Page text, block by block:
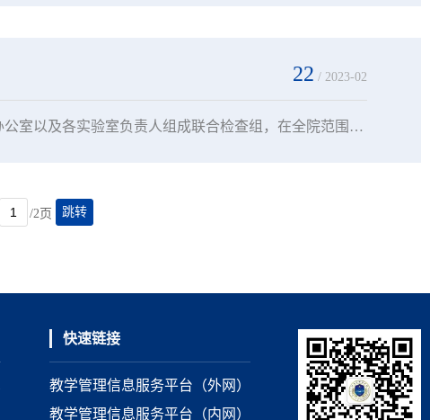
22 / 2023-02
为进一步加强教学实验室安全管理工作，2月22日上午，由学院教务处、办公室以及各实验室负责人组成联合检查组，在全院范围内开展了开学前实验室及各类实验研究场所的安全隐患专项检查工作，重点对实验室安全管理存在疏漏、实验场所安全设施不完善、“四关、四防”存在安全隐患等方面进行重点检查。检查组先后对办公室、教务处、侦查系、交通系、警体教学部所管理的实验室进行了检查，实地检查了使用记录、部门实验室安全隐患自查台账、...
/2页 跳转
快速链接
教学管理信息服务平台（外网）
教学管理信息服务平台（内网）